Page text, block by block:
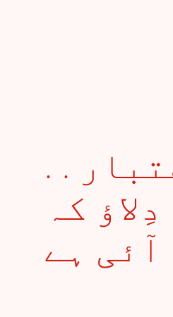
. . سنی سنائی پہ میں اِعتبار
کہ